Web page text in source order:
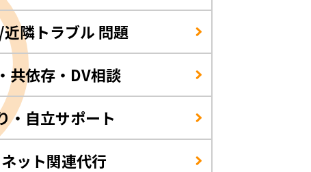
隣トラブル 問題
共依存・DV相談
・自立サポート
ット関連代行